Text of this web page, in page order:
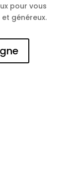
pour vous
généreux.